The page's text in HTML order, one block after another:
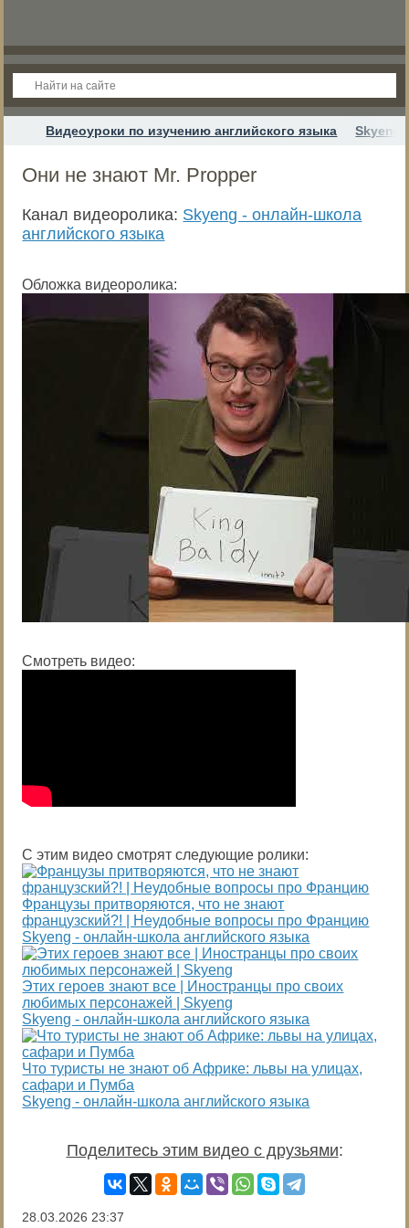
Видеоуроки по изучению английского языка Skyeng
Они не знают Mr. Propper
Канал видеоролика: Skyeng - онлайн-школа
английского языка
Обложка видеоролика:
Смотреть видео:
С этим видео смотрят следующие ролики:
Французы притворяются, что не знают
французский?! | Неудобные вопросы про Францию
Skyeng - онлайн-школа английского языка
Этих героев знают все | Иностранцы про своих
любимых персонажей | Skyeng
Skyeng - онлайн-школа английского языка
Что туристы не знают об Африке: львы на улицах,
сафари и Пумба
Skyeng - онлайн-школа английского языка
Поделитесь этим видео с друзьями:
28.03.2026 23:37